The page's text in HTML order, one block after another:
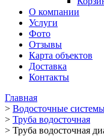
О компании
Услуги
Фото
Отзывы
Карта объектов
Доставка
Контакты
Главная
> Водосточные
> Труба водосточная
> Труба водосточная